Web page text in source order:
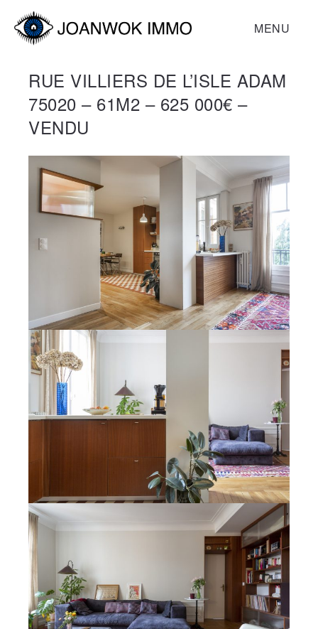
MENU
RUE VILLIERS DE L’ISLE ADAM
75020 – 61M2 – 625 000€ –
VENDU